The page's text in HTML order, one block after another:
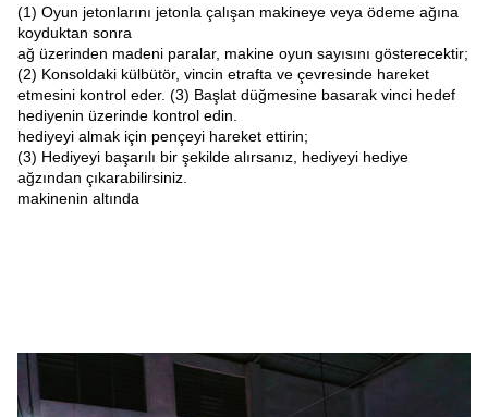
(1) Oyun jetonlarını jetonla çalışan makineye veya ödeme ağına
koyduktan sonra
ağ üzerinden madeni paralar, makine oyun sayısını gösterecektir;
(2) Konsoldaki külbütör, vincin etrafta ve çevresinde hareket
etmesini kontrol eder. (3) Başlat düğmesine basarak vinci hedef
hediyenin üzerinde kontrol edin.
hediyeyi almak için pençeyi hareket ettirin;
(3) Hediyeyi başarılı bir şekilde alırsanız, hediyeyi hediye
ağzından çıkarabilirsiniz.
makinenin altında